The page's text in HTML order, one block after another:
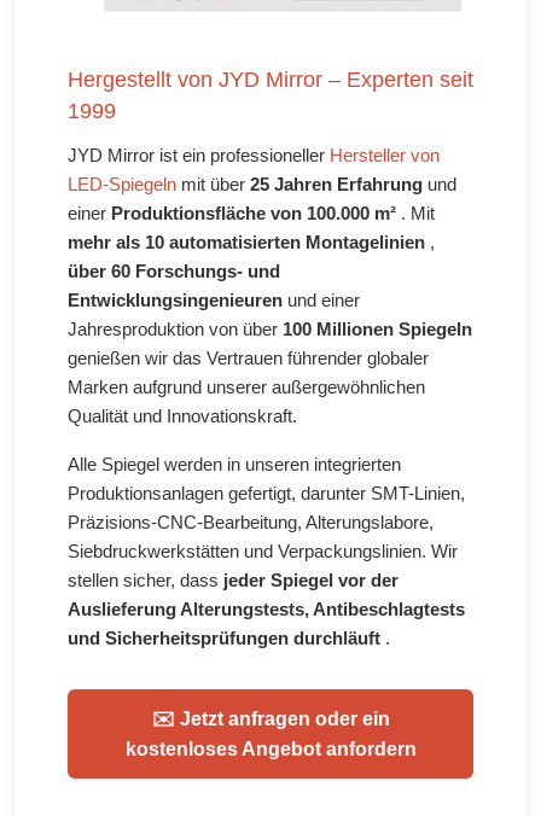
Hergestellt von JYD Mirror – Experten seit
1999
JYD Mirror ist ein professioneller Hersteller von
LED-Spiegeln mit über 25 Jahren Erfahrung und
einer Produktionsfläche von 100.000 m² . Mit
mehr als 10 automatisierten Montagelinien ,
über 60 Forschungs- und
Entwicklungsingenieuren und einer
Jahresproduktion von über 100 Millionen Spiegeln
genießen wir das Vertrauen führender globaler
Marken aufgrund unserer außergewöhnlichen
Qualität und Innovationskraft.
Alle Spiegel werden in unseren integrierten
Produktionsanlagen gefertigt, darunter SMT-Linien,
Präzisions-CNC-Bearbeitung, Alterungslabore,
Siebdruckwerkstätten und Verpackungslinien. Wir
stellen sicher, dass jeder Spiegel vor der
Auslieferung Alterungstests, Antibeschlagtests
und Sicherheitsprüfungen durchläuft .
✉️ Jetzt anfragen oder ein
kostenloses Angebot anfordern